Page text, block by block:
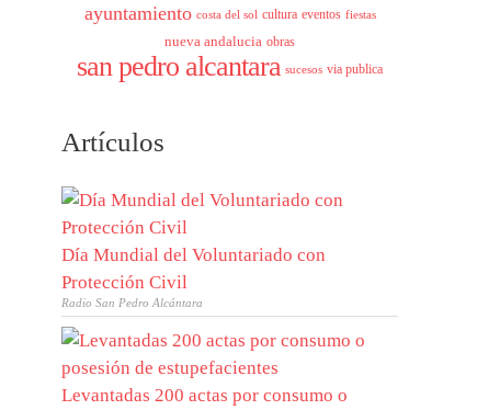
ayuntamiento costa del sol cultura eventos fiestas
nueva andalucia obras
san pedro alcantara sucesos via publica
Artículos
Día Mundial del Voluntariado con
Protección Civil
Radio San Pedro Alcántara
Levantadas 200 actas por consumo o